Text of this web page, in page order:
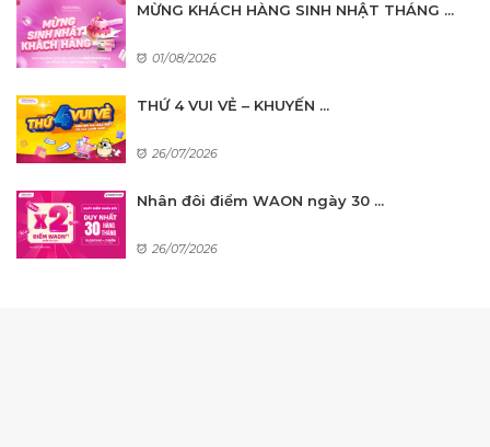
MỪNG KHÁCH HÀNG SINH NHẬT THÁNG ...
01/08/2026
THỨ 4 VUI VẺ – KHUYẾN ...
26/07/2026
Nhân đôi điểm WAON ngày 30 ...
26/07/2026